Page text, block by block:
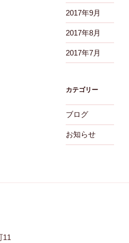
2017年9月
2017年8月
2017年7月
カテゴリー
ブログ
お知らせ